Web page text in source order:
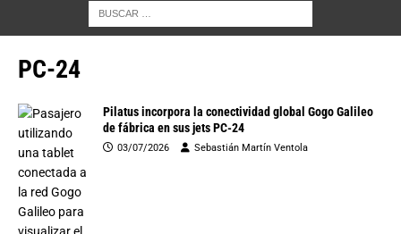
PC-24
Pilatus incorpora la conectividad global Gogo Galileo
de fábrica en sus jets PC-24
03/07/2026 Sebastián Martín Ventola